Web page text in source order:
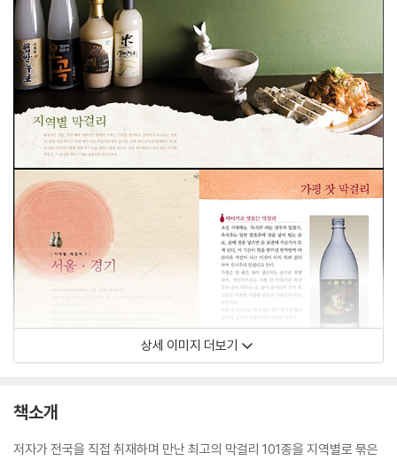
상세 이미지 더보기
책소개
저자가 전국을 직접 취재하며 만난 최고의 막걸리 101종을 지역별로 묶은